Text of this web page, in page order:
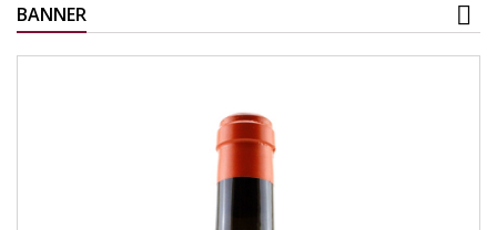
BANNER